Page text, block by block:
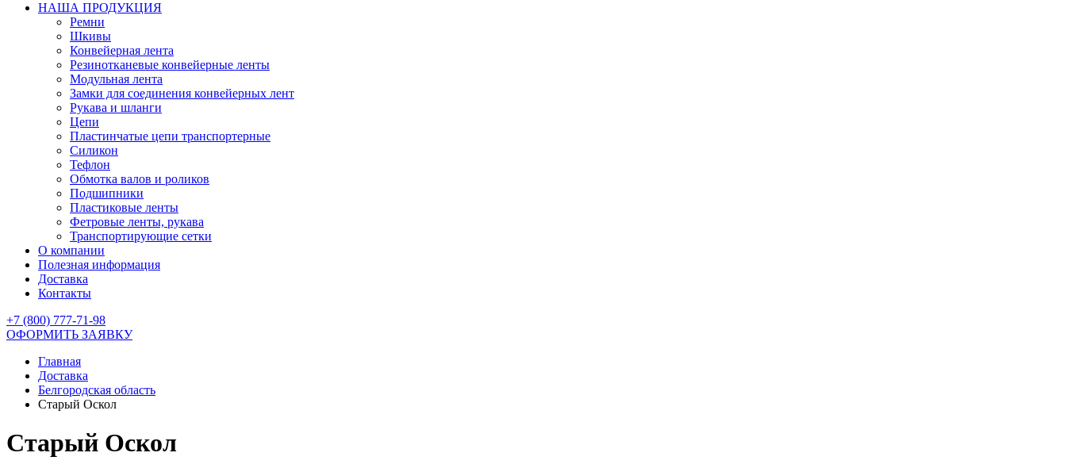
НАША ПРОДУКЦИЯ
Ремни
Шкивы
Конвейерная лента
Резинотканевые конвейерные ленты
Модульная лента
Замки для соединения конвейерных лент
Рукава и шланги
Цепи
Пластинчатые цепи транспортерные
Силикон
Тефлон
Обмотка валов и роликов
Подшипники
Пластиковые ленты
Фетровые ленты, рукава
Транспортирующие сетки
О компании
Полезная информация
Доставка
Контакты
+7 (800) 777-71-98
ОФОРМИТЬ ЗАЯВКУ
Главная
Доставка
Белгородская область
Старый Оскол
Старый Оскол